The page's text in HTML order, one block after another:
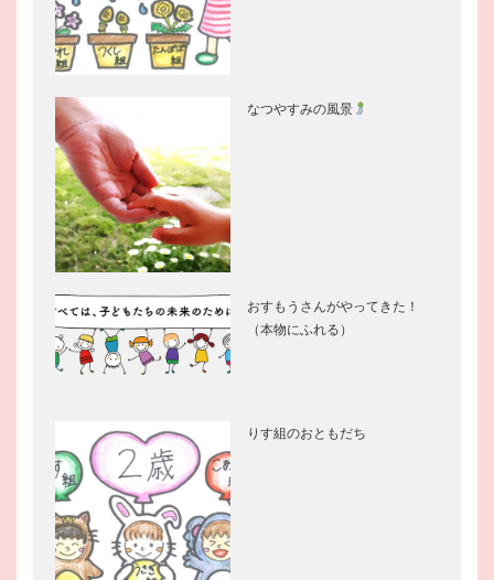
なつやすみの風景
おすもうさんがやってきた！
（本物にふれる）
りす組のおともだち